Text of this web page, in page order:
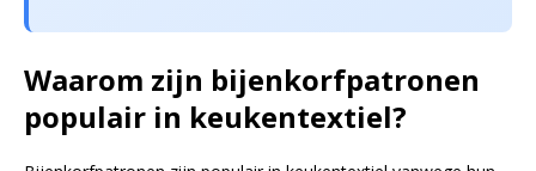
Waarom zijn bijenkorfpatronen
populair in keukentextiel?